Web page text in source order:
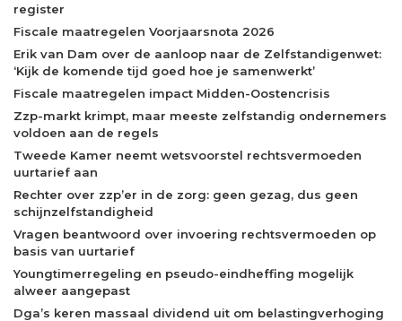
register
Fiscale maatregelen Voorjaarsnota 2026
Erik van Dam over de aanloop naar de Zelfstandigenwet:
‘Kijk de komende tijd goed hoe je samenwerkt’
Fiscale maatregelen impact Midden-Oostencrisis
Zzp-markt krimpt, maar meeste zelfstandig ondernemers
voldoen aan de regels
Tweede Kamer neemt wetsvoorstel rechtsvermoeden
uurtarief aan
Rechter over zzp’er in de zorg: geen gezag, dus geen
schijnzelfstandigheid
Vragen beantwoord over invoering rechtsvermoeden op
basis van uurtarief
Youngtimerregeling en pseudo-eindheffing mogelijk
alweer aangepast
Dga’s keren massaal dividend uit om belastingverhoging